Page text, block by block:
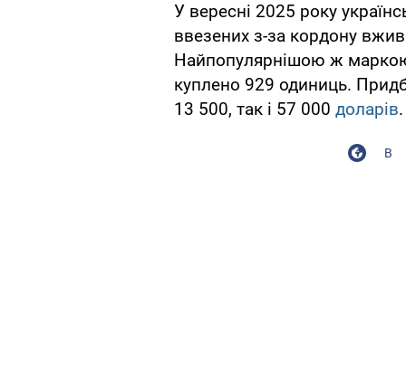
У вересні 2025 року
ввезених з-за кордону
Найпопулярнішою ж
куплено 929 одиниць.
13 500, так і 57 000 доларів.